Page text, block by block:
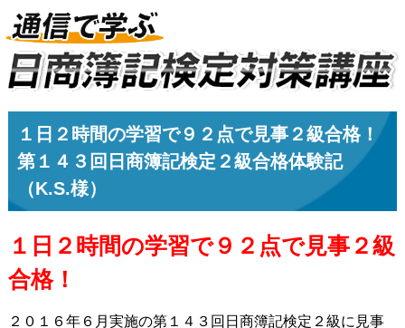
１日２時間の学習で９２点で見事２級合格！
第１４３回日商簿記検定２級合格体験記
（K.S.様）
１日２時間の学習で９２点で見事２級
合格！
２０１６年６月実施の第１４３回日商簿記検定２級に見事